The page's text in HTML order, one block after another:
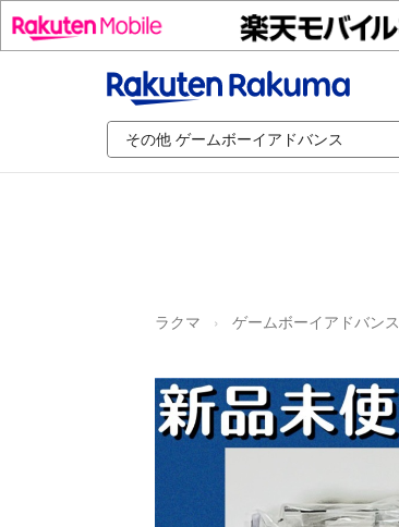
ラクマ ゲームボーイアドバンス